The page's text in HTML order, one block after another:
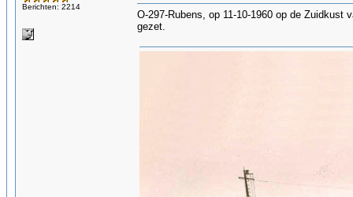
Berichten: 2214
O-297-Rubens, op 11-10-1960 op de
gezet.